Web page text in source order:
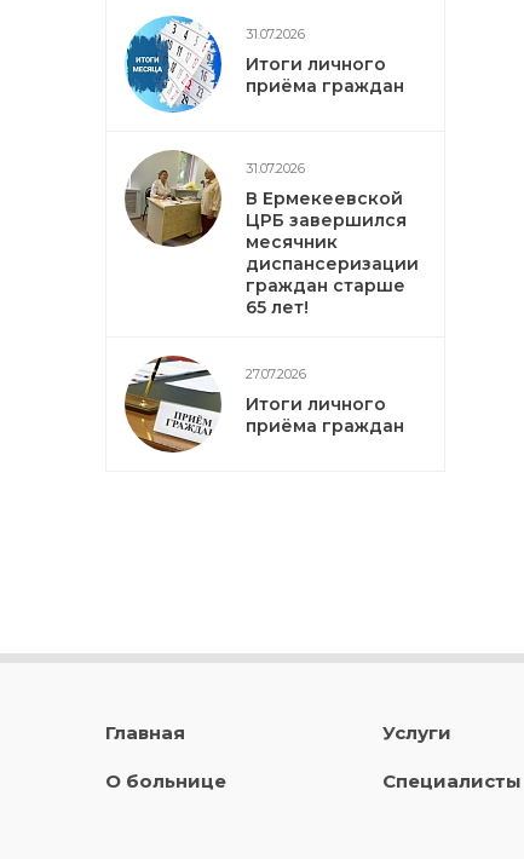
31.07.2026
Итоги личного
приёма граждан
31.07.2026
В Ермекеевской
ЦРБ завершился
месячник
диспансеризации
граждан старше
65 лет!
27.07.2026
Итоги личного
приёма граждан
Главная
О больнице
Услуги
Специалисты